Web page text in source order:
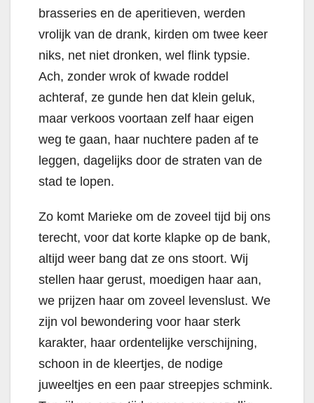
brasseries en de aperitieven, werden
vrolijk van de drank, kirden om twee keer
niks, net niet dronken, wel flink typsie.
Ach, zonder wrok of kwade roddel
achteraf, ze gunde hen dat klein geluk,
maar verkoos voortaan zelf haar eigen
weg te gaan, haar nuchtere paden af te
leggen, dagelijks door de straten van de
stad te lopen.
Zo komt Marieke om de zoveel tijd bij ons
terecht, voor dat korte klapke op de bank,
altijd weer bang dat ze ons stoort. Wij
stellen haar gerust, moedigen haar aan,
we prijzen haar om zoveel levenslust. We
zijn vol bewondering voor haar sterk
karakter, haar ordentelijke verschijning,
schoon in de kleertjes, de nodige
juweeltjes en een paar streepjes schmink.